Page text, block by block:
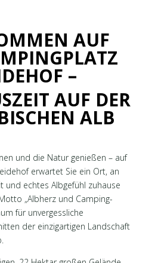
AUF
–
AUF DER
ALB
und die Natur genießen – auf
erwartet Sie ein Ort, an
und echtes Albgefühl zuhause
„Albherz und Camping-
für unvergessliche
der einzigartigen Landschaft